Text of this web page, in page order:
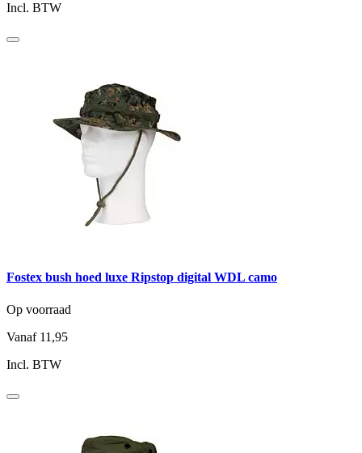
Incl. BTW
Fostex bush hoed luxe Ripstop digital WDL camo
Op voorraad
Vanaf 11,95
Incl. BTW